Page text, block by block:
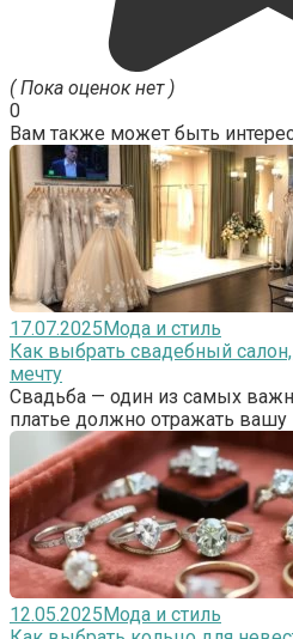
( Пока оценок нет )
0
Вам также может быть
17.07.2025 Мода и стиль
Как выбрать свадебный
мечту
Свадьба — один из самых
платье должно отражать вашу
12.05.2025 Мода и стиль